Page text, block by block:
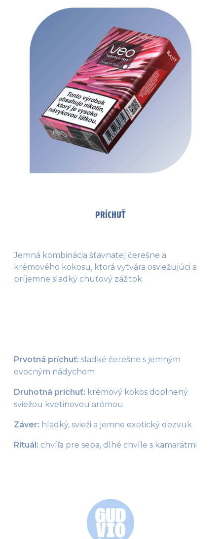
PRÍCHUŤ
Jemná kombinácia šťavnatej čerešne a
krémového kokosu, ktorá vytvára osviežujúci a
príjemne sladký chuťový zážitok.
Prvotná príchuť: sladké čerešne s jemným
ovocným nádychom
Druhotná príchuť: krémový kokos doplnený
sviežou kvetinovou arómou
Záver: hladký, svieži a jemne exotický dozvuk
Rituál: chvíľa pre seba, dlhé chvíle s kamarátmi